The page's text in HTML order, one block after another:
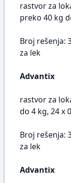
rastvor za
preko 40 kg
Broj rešenja:
za lek
Advantix
rastvor za
do 4 kg, 24 x
Broj rešenja:
za lek
Advantix